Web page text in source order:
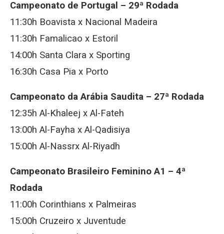
Campeonato de Portugal – 29ª Rodada
11:30h Boavista x Nacional Madeira
11:30h Famalicao x Estoril
14:00h Santa Clara x Sporting
16:30h Casa Pia x Porto
Campeonato da Arábia Saudita – 27ª Rodada
12:35h Al-Khaleej x Al-Fateh
13:00h Al-Fayha x Al-Qadisiya
15:00h Al-Nassrx Al-Riyadh
Campeonato Brasileiro Feminino A1 – 4ª
Rodada
11:00h Corinthians x Palmeiras
15:00h Cruzeiro x Juventude